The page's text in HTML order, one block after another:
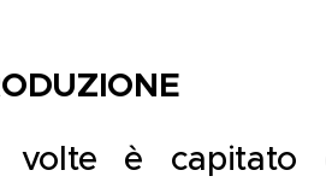
volte è capitato